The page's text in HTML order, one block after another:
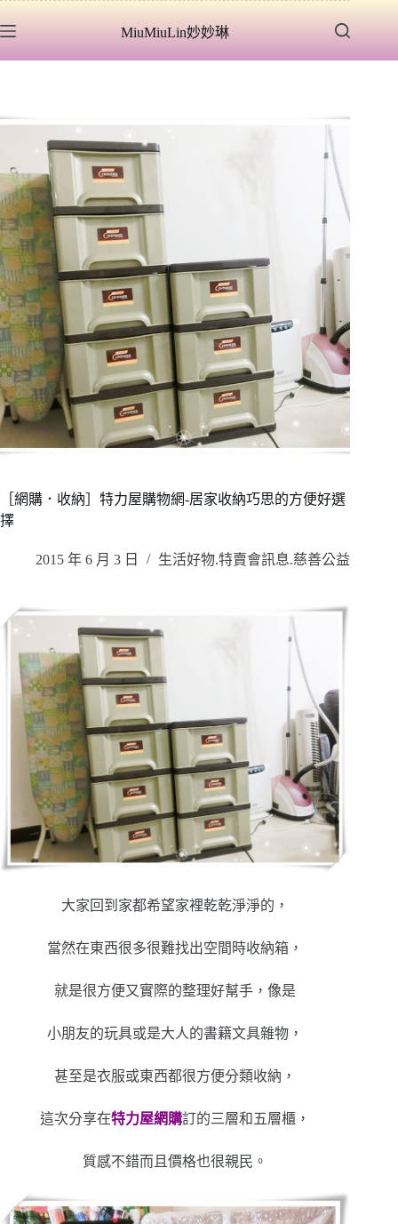
至
容
MiuMiuLin妙妙琳
［網購．收納］特力屋購物網-居家收納巧思的方便好選
擇
2015 年 6 月 3 日 生活好物.特賣會訊息.慈善公益
大家回到家都希望家裡乾乾淨淨的，
當然在東西很多很難找出空間時收納箱，
就是很方便又實際的整理好幫手，像是
小朋友的玩具或是大人的書籍文具雜物，
甚至是衣服或東西都很方便分類收納，
這次分享在特力屋網購訂的三層和五層櫃，
質感不錯而且價格也很親民。